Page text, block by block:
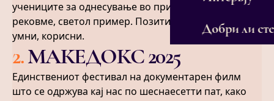
Добри ли
учениците за однесување во природата. Како што
рековме, светол пример. Позитивни, симпатични,
умни, корисни.
2.МАКЕДОКС 2025
Единствениот фестивал на документарен филм
што се одржува кај нас по шеснаесетти пат, како